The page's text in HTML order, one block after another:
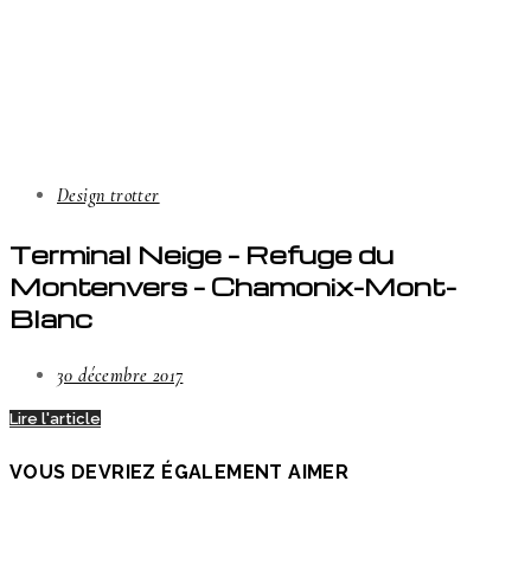
Design trotter
Terminal Neige – Refuge du
Montenvers – Chamonix-Mont-
Blanc
30 décembre 2017
Lire l'article
VOUS DEVRIEZ ÉGALEMENT AIMER